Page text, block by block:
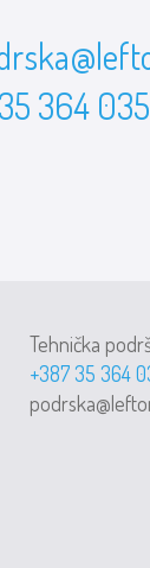
364 035
Tehnička
+387 35 364